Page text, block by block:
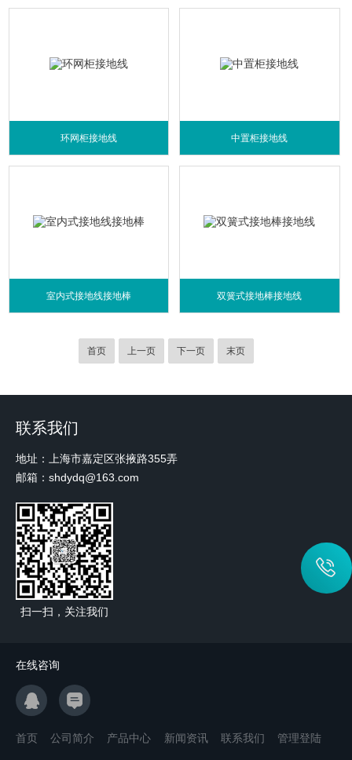
环网柜接地线 中置柜接地线
室内式接地线接地棒 双簧式接地棒接地线
首页 上一页 下一页 末页
联系我们
地址：上海市嘉定区张掖路355弄
邮箱：shdydq@163.com
扫一扫，关注我们
在线咨询
首页 公司简介 产品中心 新闻资讯 联系我们 管理登陆